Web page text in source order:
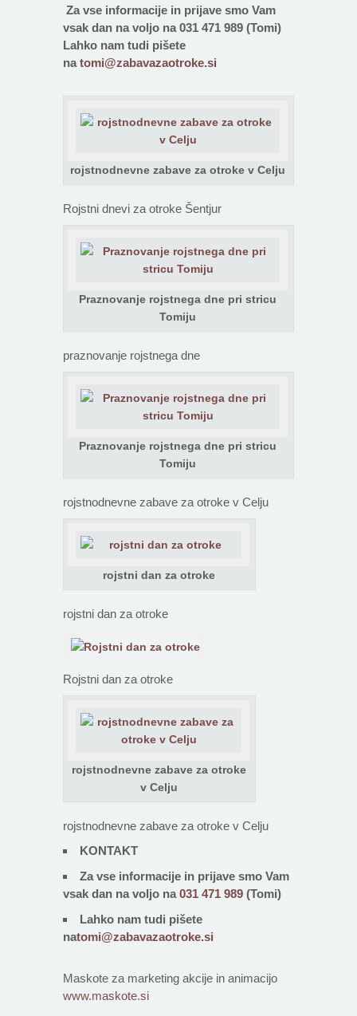
Za vse informacije in prijave smo Vam
vsak dan na voljo na 031 471 989 (Tomi)
Lahko nam tudi pišete
na tomi@zabavazaotroke.si
rojstnodnevne zabave za otroke v Celju
Rojstni dnevi za otroke Šentjur
Praznovanje rojstnega dne pri stricu
Tomiju
praznovanje rojstnega dne
Praznovanje rojstnega dne pri stricu
Tomiju
rojstnodnevne zabave za otroke v Celju
rojstni dan za otroke
rojstni dan za otroke
Rojstni dan za otroke
rojstnodnevne zabave za otroke
v Celju
rojstnodnevne zabave za otroke v Celju
KONTAKT
Za vse informacije in prijave smo Vam
vsak dan na voljo na 031 471 989 (Tomi)
Lahko nam tudi pišete
natomi@zabavazaotroke.si
Maskote za marketing akcije in animacijo
www.maskote.si